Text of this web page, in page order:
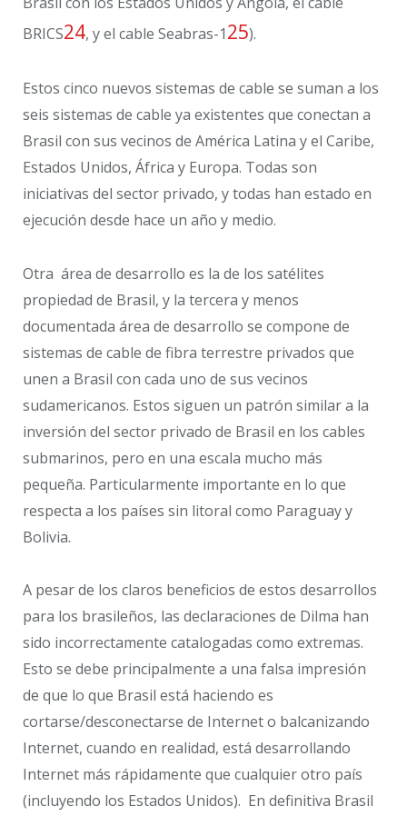
BRICS24, y el cable Seabras-125).
Estos cinco nuevos sistemas de cable se suman a los
seis sistemas de cable ya existentes que conectan a
Brasil con sus vecinos de América Latina y el Caribe,
Estados Unidos, África y Europa. Todas son
iniciativas del sector privado, y todas han estado en
ejecución desde hace un año y medio.
Otra área de desarrollo es la de los satélites
propiedad de Brasil, y la tercera y menos
documentada área de desarrollo se compone de
sistemas de cable de fibra terrestre privados que
unen a Brasil con cada uno de sus vecinos
sudamericanos. Estos siguen un patrón similar a la
inversión del sector privado de Brasil en los cables
submarinos, pero en una escala mucho más
pequeña. Particularmente importante en lo que
respecta a los países sin litoral como Paraguay y
Bolivia.
A pesar de los claros beneficios de estos desarrollos
para los brasileños, las declaraciones de Dilma han
sido incorrectamente catalogadas como extremas.
Esto se debe principalmente a una falsa impresión
de que lo que Brasil está haciendo es
cortarse/desconectarse de Internet o balcanizando
Internet, cuando en realidad, está desarrollando
Internet más rápidamente que cualquier otro país
(incluyendo los Estados Unidos). En definitiva Brasil